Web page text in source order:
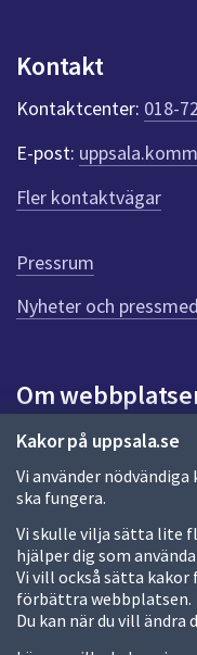
Kakor på uppsala.se
Vi använder
ska fungera.
Vi skulle vilja sätta lite
hjälper dig som
Vi vill också sätta kakor
förbättra webbplatsen.
Du kan när du vill ändra
k
t
e
r
f
ö
r
e
n
n
a
d
a
Kontakt
Kontaktcenter: 018-
E-post:
Fler kontaktvägar
Pressrum
Nyheter och
Om
Om webbplatsen
Allmänna handlingar
Behandling av
Kakor
Språk (other